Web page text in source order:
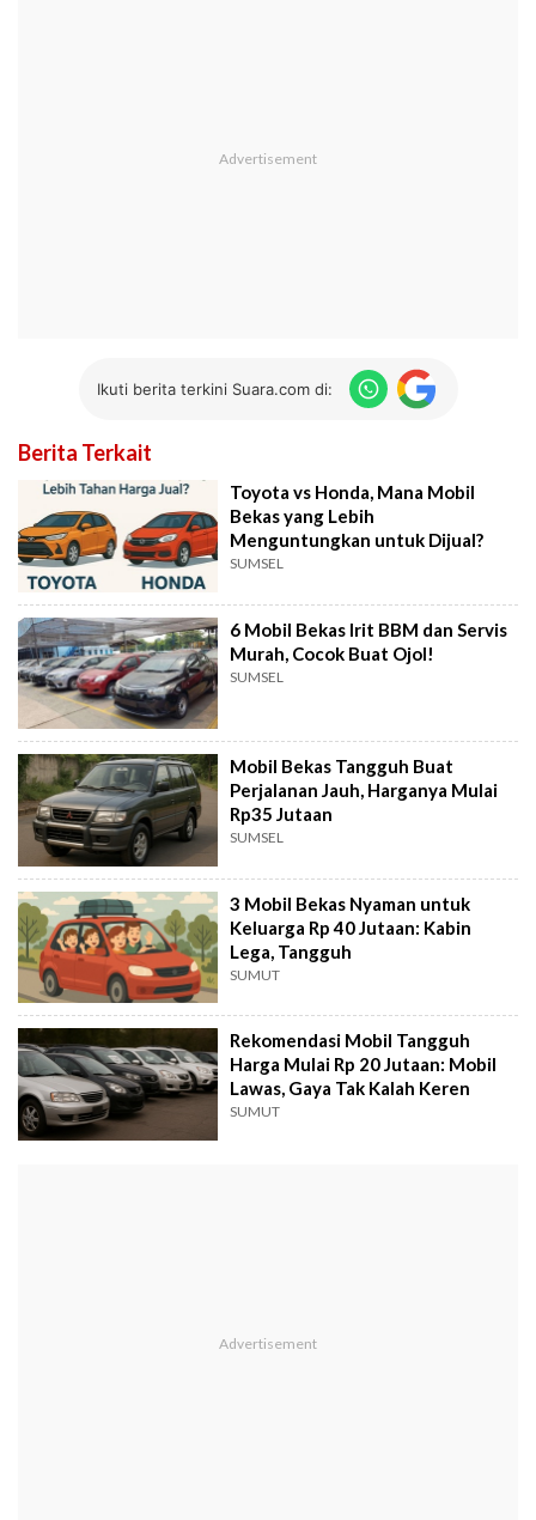
Ikuti berita terkini Suara.com di:
Berita Terkait
Toyota vs Honda, Mana Mobil
Bekas yang Lebih
Menguntungkan untuk Dijual?
SUMSEL
6 Mobil Bekas Irit BBM dan Servis
Murah, Cocok Buat Ojol!
SUMSEL
Mobil Bekas Tangguh Buat
Perjalanan Jauh, Harganya Mulai
Rp35 Jutaan
SUMSEL
3 Mobil Bekas Nyaman untuk
Keluarga Rp 40 Jutaan: Kabin
Lega, Tangguh
SUMUT
Rekomendasi Mobil Tangguh
Harga Mulai Rp 20 Jutaan: Mobil
Lawas, Gaya Tak Kalah Keren
SUMUT